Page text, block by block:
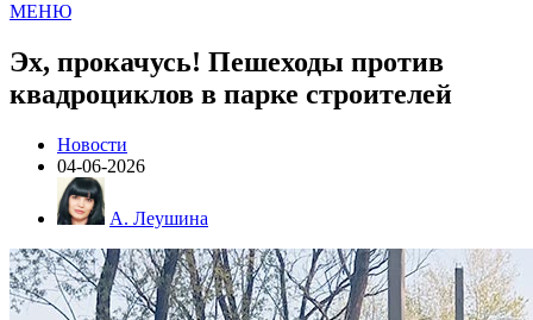
МЕНЮ
Эх, прокачусь! Пешеходы против
квадроциклов в парке строителей
Новости
04-06-2026
А. Леушина